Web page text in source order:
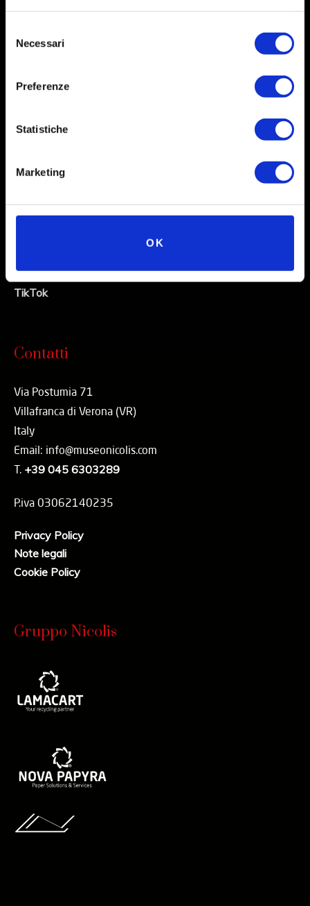
delNecessari
Preferenze
Statistiche
Marketing
OK
Social
X
Youtube
TikTok
Contatti
Via Postumia 71
Villafranca di Verona (VR)
Italy
Email: info@museonicolis.com
T. +39 045 6303289
P.iva 03062140235
Privacy Policy
Note legali
Cookie Policy
Gruppo Nicolis